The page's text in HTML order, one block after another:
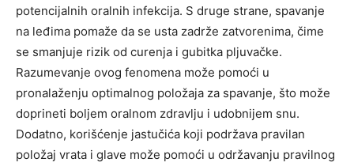
potencijalnih oralnih infekcija. S druge strane, spavanje
na leđima pomaže da se usta zadrže zatvorenima, čime
se smanjuje rizik od curenja i gubitka pljuvačke.
Razumevanje ovog fenomena može pomoći u
pronalaženju optimalnog položaja za spavanje, što može
doprineti boljem oralnom zdravlju i udobnijem snu.
Dodatno, korišćenje jastučića koji podržava pravilan
položaj vrata i glave može pomoći u održavanju pravilnog